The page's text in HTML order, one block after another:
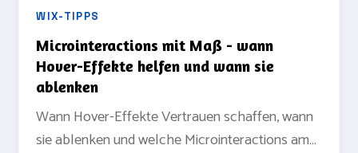
WIX-TIPPS
Microinteractions mit Maß - wann
Hover-Effekte helfen und wann sie
ablenken
Wann Hover-Effekte Vertrauen schaffen, wann
sie ablenken und welche Microinteractions am